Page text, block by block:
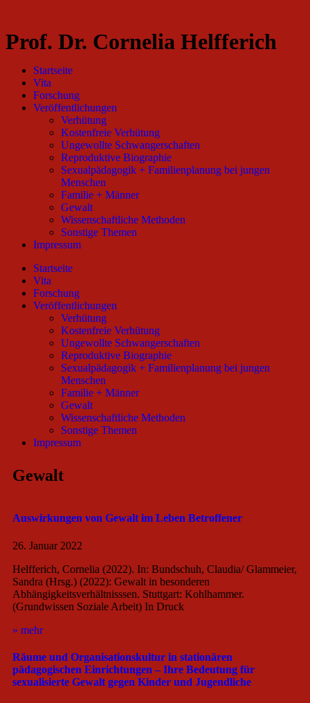
Prof. Dr. Cornelia Helfferich
Startseite
Vita
Forschung
Veröffentlichungen
Verhütung
Kostenfreie Verhütung
Ungewollte Schwangerschaften
Reproduktive Biographie
Sexualpädagogik + Familienplanung bei jungen
Menschen
Familie + Männer
Gewalt
Wissenschaftliche Methoden
Sonstige Themen
Impressum
Startseite
Vita
Forschung
Veröffentlichungen
Verhütung
Kostenfreie Verhütung
Ungewollte Schwangerschaften
Reproduktive Biographie
Sexualpädagogik + Familienplanung bei jungen
Menschen
Familie + Männer
Gewalt
Wissenschaftliche Methoden
Sonstige Themen
Impressum
Gewalt
Auswirkungen von Gewalt im Leben Betroffener
26. Januar 2022
Helfferich, Cornelia (2022). In: Bundschuh, Claudia/ Glammeier,
Sandra (Hrsg.) (2022): Gewalt in besonderen
Abhängigkeitsverhältnisssen. Stuttgart: Kohlhammer.
(Grundwissen Soziale Arbeit) In Druck
» mehr
Räume und Organisationskultur in stationären
pädagogischen Einrichtungen – Ihre Bedeutung für
sexualisierte Gewalt gegen Kinder und Jugendliche